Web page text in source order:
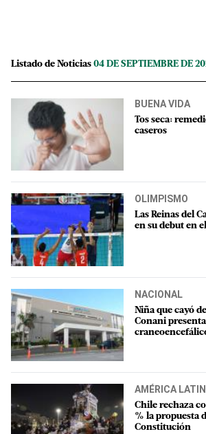
Listado de Noticias 04 DE SEPTIEMBRE DE
BUENA VIDA
Tos seca:
caseros
OLIMPISMO
Las Reinas del
en su debut en
NACIONAL
Niña que cayó
Conani
AMÉRICA
Chile rechaza
% la propuesta
Constitución